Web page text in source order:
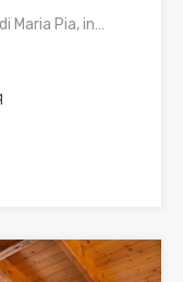
Maria Pia, in…